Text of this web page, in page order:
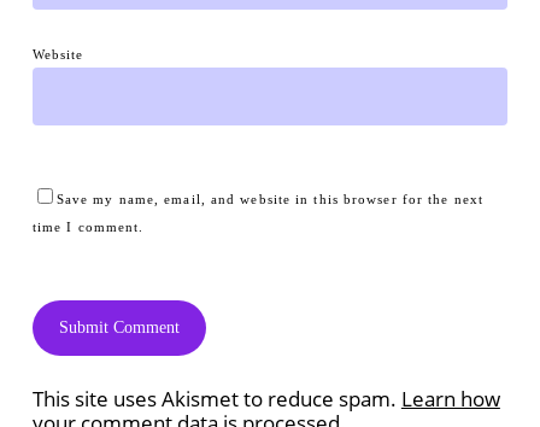
Website
Save my name, email, and website in this browser for the next
time I comment.
This site uses Akismet to reduce spam. Learn how